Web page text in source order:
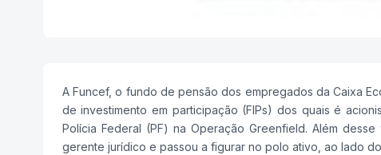
A Funcef, o fundo de pensão dos empregados da Caixa
de investimento em participação (FIPs) dos quais é
Polícia Federal (PF) na Operação Greenfield. Além
gerente jurídico e passou a figurar no polo ativo, ao lado